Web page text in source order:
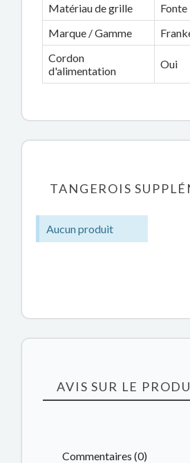
Matériau de grille
Fonte
Marque / Gamme
Cordon
d'alimentation
Oui
TANGEROIS
Aucun produit
AVIS SUR LE
Commentaires (0)